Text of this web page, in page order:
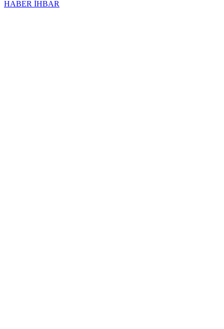
HABER İHBAR